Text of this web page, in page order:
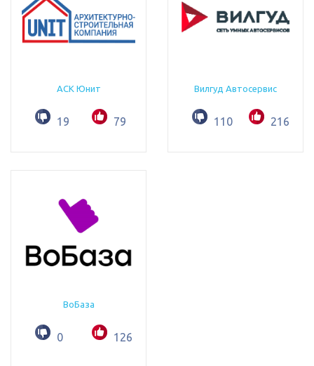
АСК Юнит
19 79
Вилгуд Автосервис
110 216
ВоБаза
0 126